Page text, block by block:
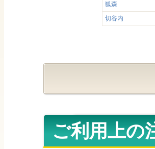
狐森
切谷内
ご利用上の